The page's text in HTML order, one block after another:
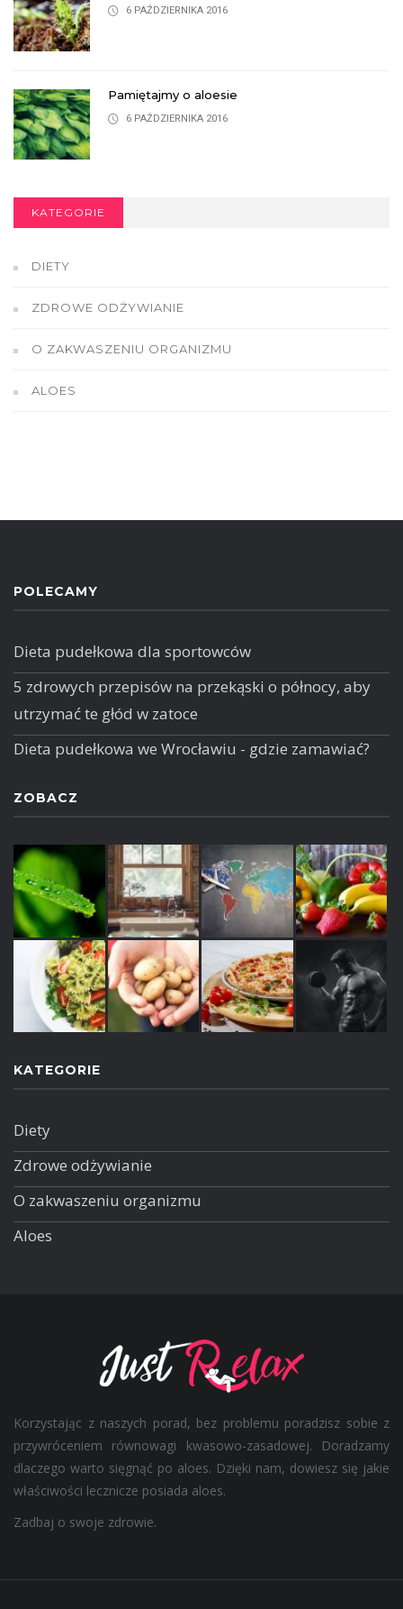
6 PAŹDZIERNIKA 2016
Pamiętajmy o aloesie
6 PAŹDZIERNIKA 2016
KATEGORIE
DIETY
ZDROWE ODŻYWIANIE
O ZAKWASZENIU ORGANIZMU
ALOES
POLECAMY
Dieta pudełkowa dla sportowców
5 zdrowych przepisów na przekąski o północy, aby
utrzymać te głód w zatoce
Dieta pudełkowa we Wrocławiu - gdzie zamawiać?
ZOBACZ
KATEGORIE
Diety
Zdrowe odżywianie
O zakwaszeniu organizmu
Aloes
Korzystając z naszych porad, bez problemu poradzisz sobie z
przywróceniem równowagi kwasowo-zasadowej. Doradzamy
dlaczego warto sięgnąć po aloes. Dzięki nam, dowiesz się jakie
właściwości lecznicze posiada aloes.
Zadbaj o swoje zdrowie.